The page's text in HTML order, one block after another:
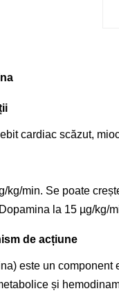
cardiac scăzut,
kg/min. Se poate
la 15 µg/kg/
de acțiune
este un
și